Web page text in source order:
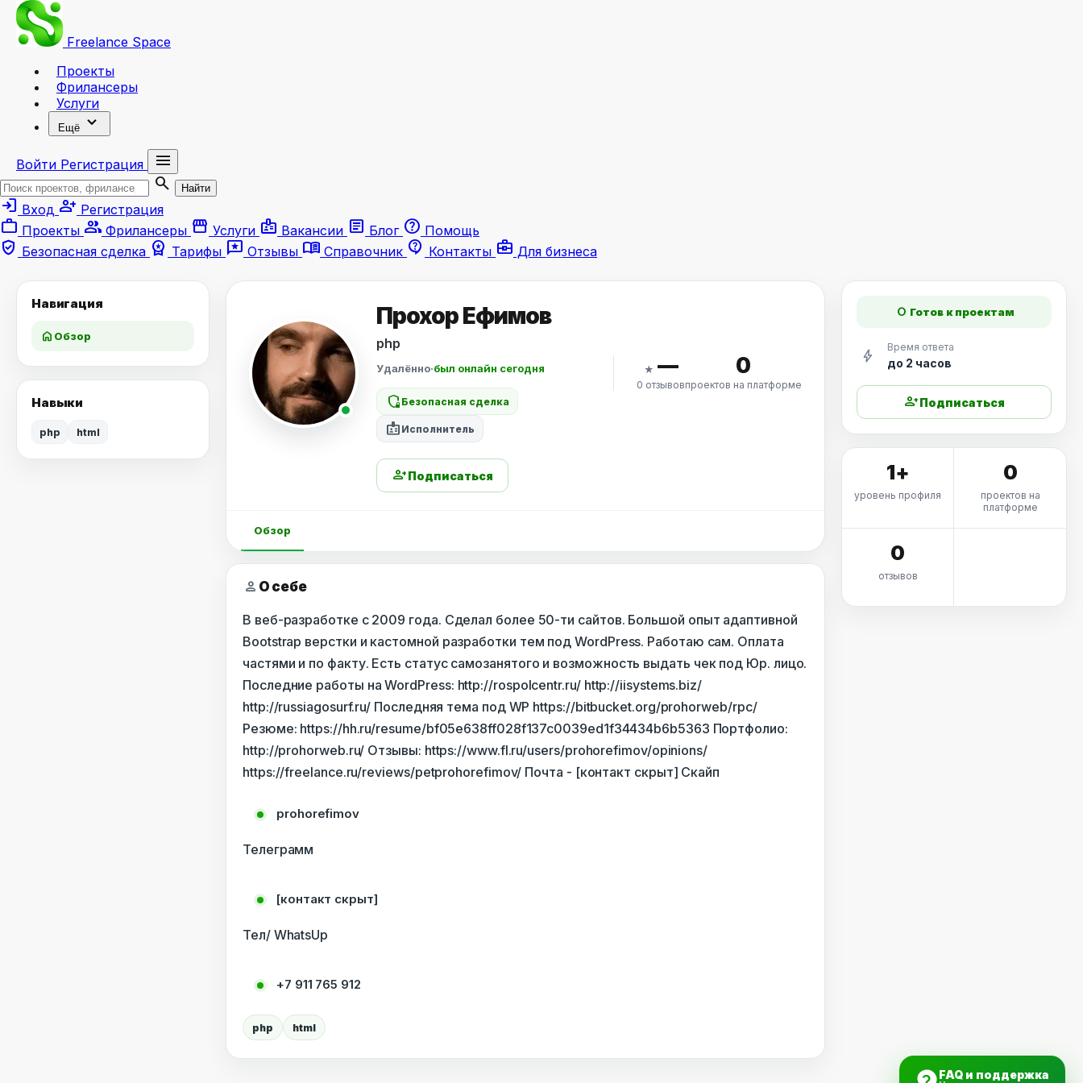
Freelance Space
Проекты
Фрилансеры
Услуги
Ещё expand_more
Войти Регистрация
menu
search
Найти
login Вход person_add Регистрация
work Проекты group Фрилансеры storefront Услуги badge Вакансии article Блог help Помощь
verified_user Безопасная сделка workspace_premium Тарифы reviews Отзывы menu_book Справочник contact_support Контакты business_center Для бизнеса
FAQ и поддержка
Навигация
home Обзор
Навыки
php html
Прохор Ефимов
php
Удалённо·был онлайн сегодня
shield_locked Безопасная сделка
badge Исполнитель
★ —
0 отзывов
0
проектов на платформе
person_addПодписаться
Обзор
person О себе
В веб-разработке с 2009 года. Сделал более 50-ти сайтов. Большой опыт адаптивной
Bootstrap верстки и кастомной разработки тем под WordPress. Работаю сам. Оплата
частями и по факту. Есть статус самозанятого и возможность выдать чек под Юр. лицо.
Последние работы на WordPress: http://rospolcentr.ru/ http://iisystems.biz/
http://russiagosurf.ru/ Последняя тема под WP https://bitbucket.org/prohorweb/rpc/
Резюме: https://hh.ru/resume/bf05e638ff028f137c0039ed1f34434b6b5363 Портфолио:
http://prohorweb.ru/ Отзывы: https://www.fl.ru/users/prohorefimov/opinions/
https://freelance.ru/reviews/petprohorefimov/ Почта - [контакт скрыт] Скайп
prohorefimov
Телеграмм
[контакт скрыт]
Тел/ WhatsUp
+7 911 765 912
php html
fiber_manual_record Готов к проектам
bolt Время ответа
до 2 часов
person_addПодписаться
1+
уровень профиля
0
проектов на
платформе
0
отзывов